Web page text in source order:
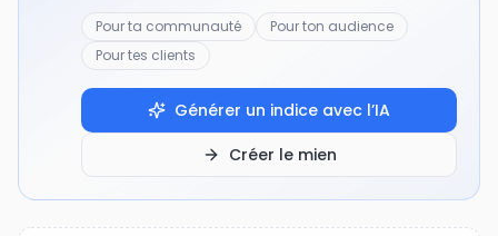
Pour ta communauté
Pour ton audience
Pour tes clients
Générer un indice avec l’IA
Créer le mien